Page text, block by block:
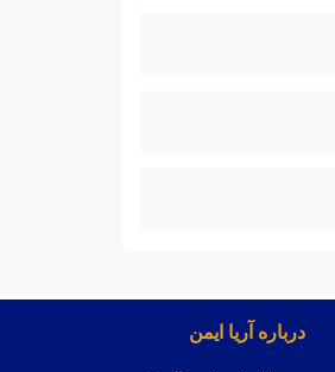
درباره آریا ایمن